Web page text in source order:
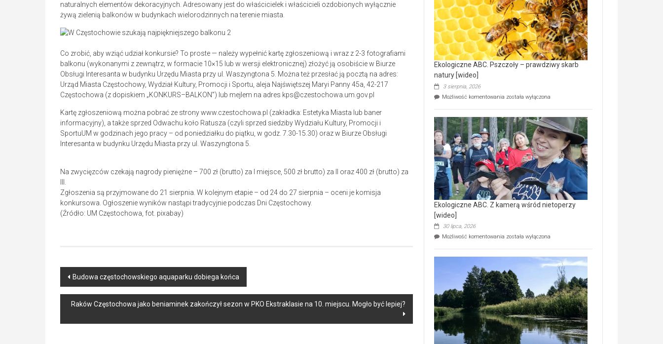
naturalnych elementów dekoracyjnych. Adresowany jest do właścicielek i właścicieli ozdobionych wyłącznie
żywą zielenią balkonów w budynkach wielorodzinnych na terenie miasta.
Co zrobić, aby wziąć udział konkursie? To proste — należy wypełnić kartę zgłoszeniową i wraz z 2-3 fotografiami
balkonu (wykonanymi z zewnątrz, w formacie 10×15 lub w wersji elektronicznej) złożyć ją osobiście w Biurze
Obsługi Interesanta w budynku Urzędu Miasta przy ul. Waszyngtona 5. Można też przesłać ją pocztą na adres:
Urząd Miasta Częstochowy, Wydział Kultury, Promocji i Sportu, aleja Najświętszej Maryi Panny 45a, 42-217
Częstochowa (z dopiskiem „KONKURS–BALKON”) lub mejlem na adres kps@czestochowa.um.gov.pl
Kartę zgłoszeniową można pobrać ze strony www.czestochowa.pl (zakładka: Estetyka Miasta lub baner
informacyjny), a także sprzed Odwachu koło Ratusza (czyli sprzed siedziby Wydziału Kultury, Promocji i
SportuUM w godzinach jego pracy – od poniedziałku do piątku, w godz. 7.30-15.30) oraz w Biurze Obsługi
Interesanta w budynku Urzędu Miasta przy ul. Waszyngtona 5.
Na zwycięzców czekają nagrody pieniężne – 700 zł (brutto) za I miejsce, 500 zł brutto) za II oraz 400 zł (brutto) za
III.
Zgłoszenia są przyjmowane do 21 sierpnia. W kolejnym etapie – od 24 do 27 sierpnia – oceni je komisja
konkursowa. Ogłoszenie wyników nastąpi tradycyjnie podczas Dni Częstochowy.
(Źródło: UM Częstochowa, fot. pixabay)
Post
navigation
Budowa częstochowskiego aquaparku dobiega końca
Raków Częstochowa jako beniaminek zakończył sezon w PKO Ekstraklasie na 10. miejscu. Mogło być lepiej?
dofinansowaniem
ponad
15,6
mln
na
modernizację
oczyszczalni
ścieków
[wideo]
Ekologiczne ABC. Pszczoły – prawdziwy skarb
natury [wideo]
3 sierpnia, 2026
Możliwość komentowania Ekologiczne
–
prawdziwy
skarb
natury
[wideo]
została wyłączona
Ekologiczne ABC. Z kamerą wśród nietoperzy
[wideo]
30 lipca, 2026
Możliwość komentowania Ekologiczne
wśród
nietoperzy
[wideo]
została wyłączona